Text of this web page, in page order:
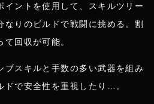
イントを使用して、スキルツリー
なりのビルドで戦闘に挑める。割
回収が可能。
ブスキルと手数の多い武器を組み
ドで安全性を重視したり…。